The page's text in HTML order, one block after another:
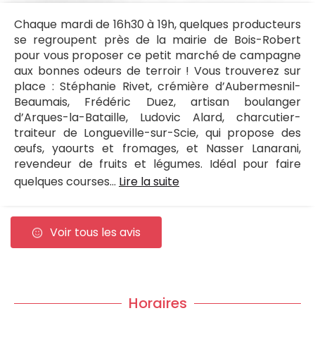
Chaque mardi de 16h30 à 19h, quelques producteurs
se regroupent près de la mairie de Bois-Robert
pour vous proposer ce petit marché de campagne
aux bonnes odeurs de terroir ! Vous trouverez sur
place : Stéphanie Rivet, crémière d’Aubermesnil-
Beaumais, Frédéric Duez, artisan boulanger
d’Arques-la-Bataille, Ludovic Alard, charcutier-
traiteur de Longueville-sur-Scie, qui propose des
œufs, yaourts et fromages, et Nasser Lanarani,
revendeur de fruits et légumes. Idéal pour faire
quelques courses... Lire la suite
Voir tous les avis
Horaires